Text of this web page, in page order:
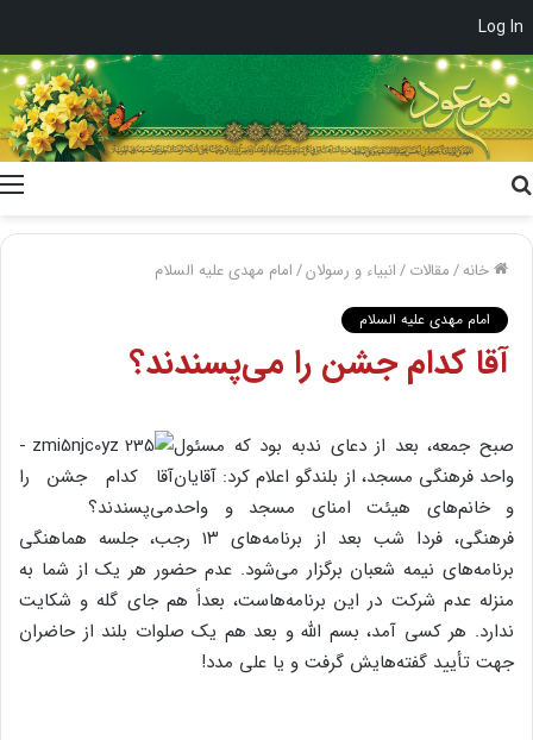
Log In
خانه/مقالات/انبیاء و رسولان/امام مهدی علیه السلام
امام مهدی علیه السلام
آقا کدام جشن را می‌پسندند؟
صبح جمعه، بعد از دعای ندبه بود که مسئول
واحد فرهنگی مسجد، از بلندگو اعلام کرد: آقایان
و خانم‌های هیئت امنای مسجد و واحد
فرهنگی، فردا شب بعد از برنامه‌های ۱۳ رجب، جلسه هماهنگی
برنامه‌های نیمه شعبان برگزار می‌شود. عدم حضور هر یک از شما به
منزله عدم شرکت در این برنامه‌هاست، بعداً هم جای گله و شکایت
ندارد. هر کسی آمد، بسم الله و بعد هم یک صلوات بلند از حاضران
جهت تأیید گفته‌هایش گرفت و یا علی مدد!